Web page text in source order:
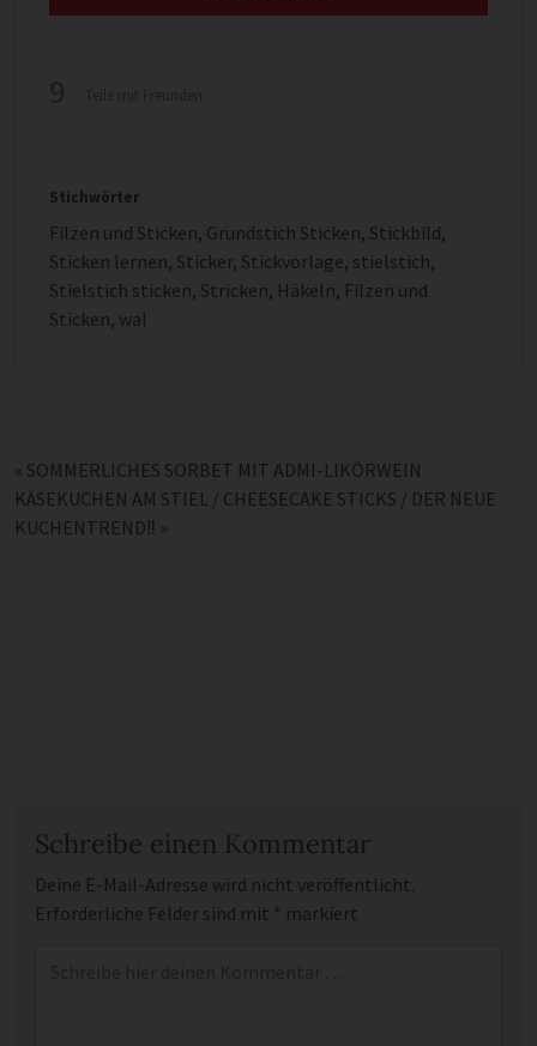
Stichwörter
Filzen und Sticken, Grundstich Sticken, Stickbild,
Sticken lernen, Sticker, Stickvorlage, stielstich,
Stielstich sticken, Stricken, Häkeln, Filzen und
Sticken, wal
« SOMMERLICHES SORBET MIT ADMI-LIKÖRWEIN
KÄSEKUCHEN AM STIEL / CHEESECAKE STICKS / DER NEUE
KUCHENTREND‼️ »
Schreibe einen Kommentar
Deine E-Mail-Adresse wird nicht veröffentlicht.
Erforderliche Felder sind mit * markiert